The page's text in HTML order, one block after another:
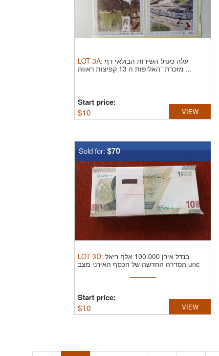
LOT 3A: עלה כעת! השירות הבולאי דף
מזכרת "האליפות ה 13 קפיצות ראווה ...
Start price:
$10 VIEW
Sold for:$70
LOT 3D: בנדל אירן 100.000 אלף ריאל
הסדרה החדשה של הכסף האירני מצב unc
Start price:
$10 VIEW